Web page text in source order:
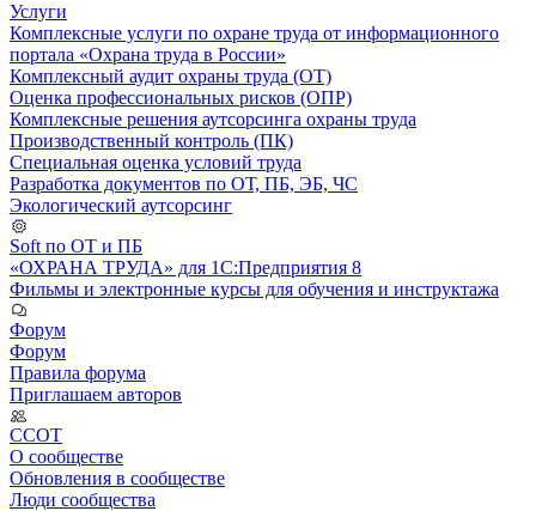
Услуги
Комплексные услуги по охране труда от информационного
портала «Охрана труда в России»
Комплексный аудит охраны труда (ОТ)
Оценка профессиональных рисков (ОПР)
Комплексные решения аутсорсинга охраны труда
Производственный контроль (ПК)
Специальная оценка условий труда
Разработка документов по ОТ, ПБ, ЭБ, ЧС
Экологический аутсорсинг
Soft по ОТ и ПБ
«ОХРАНА ТРУДА» для 1С:Предприятия 8
Фильмы и электронные курсы для обучения и инструктажа
Форум
Форум
Правила форума
Приглашаем авторов
ССОТ
О сообществе
Обновления в сообществе
Люди сообщества